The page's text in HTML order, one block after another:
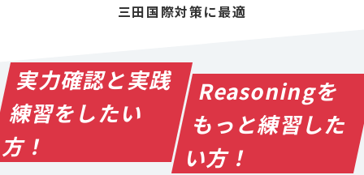
三田国際対策に最適
実力確認と実践
練習をしたい
方！
Reasoningを
もっと練習した
い方！